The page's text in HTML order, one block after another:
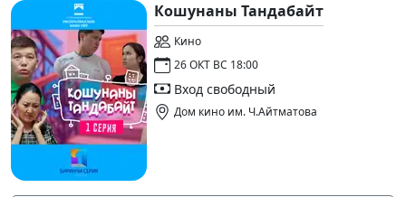
Кошунаны Тандабайт
Кино
26 ОКТ ВС 18:00
Вход свободный
Дом кино им. Ч.Айтматова